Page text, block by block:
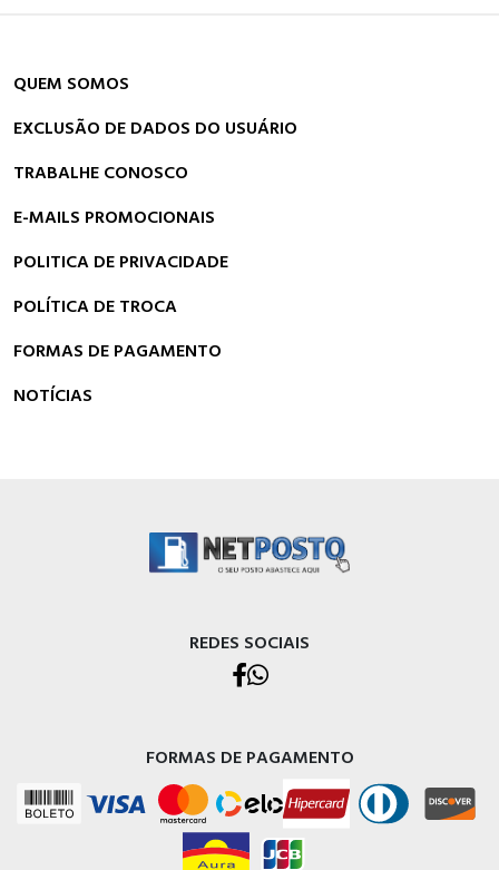
QUEM SOMOS
EXCLUSÃO DE DADOS DO USUÁRIO
TRABALHE CONOSCO
E-MAILS PROMOCIONAIS
POLITICA DE PRIVACIDADE
POLÍTICA DE TROCA
FORMAS DE PAGAMENTO
NOTÍCIAS
REDES SOCIAIS
FORMAS DE PAGAMENTO